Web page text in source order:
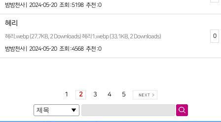
밤밤천사 | 2024-05-20 조회 :5198 추천 :0
혜리
혜리.webp (27.7KB, 2 Downloads) 혜리1.webp (33.1KB, 2 Downloads)
밤밤천사 |
2024-05-20 조회 :4568 추천 :0
0
1 2 3 4 5